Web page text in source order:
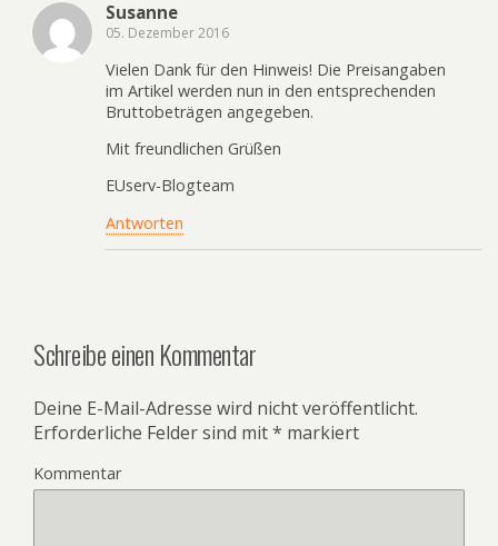
Susanne
05. Dezember 2016
Vielen Dank für den Hinweis! Die Preisangaben
im Artikel werden nun in den entsprechenden
Bruttobeträgen angegeben.
Mit freundlichen Grüßen
EUserv-Blogteam
Antworten
Schreibe einen Kommentar
Deine E-Mail-Adresse wird nicht veröffentlicht.
Erforderliche Felder sind mit* markiert
Kommentar